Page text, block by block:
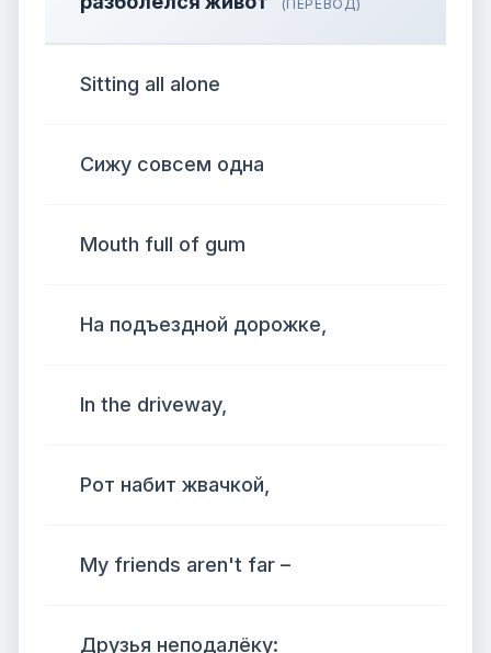
(ПЕРЕВОД)
Sitting all alone
Сижу совсем одна
Mouth full of gum
На подъездной дорожке,
In the driveway,
Рот набит жвачкой,
My friends aren't far –
Друзья неподалёку: